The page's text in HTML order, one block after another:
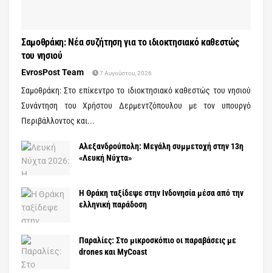
Σαμοθράκη: Νέα συζήτηση για το ιδιοκτησιακό καθεστώς
του νησιού
EvrosPost Team 7 Αυγούστου, 2026
Σαμοθράκη: Στο επίκεντρο το ιδιοκτησιακό καθεστώς του νησιού
Συνάντηση του Χρήστου Δερμεντζόπουλου με τον υπουργό
Περιβάλλοντος και...
Αλεξανδρούπολη: Μεγάλη συμμετοχή στην 13η
«Λευκή Νύχτα»
Η Θράκη ταξίδεψε στην Ινδονησία μέσα από την
ελληνική παράδοση
Παραλίες: Στο μικροσκόπιο οι παραβάσεις με
drones και MyCoast